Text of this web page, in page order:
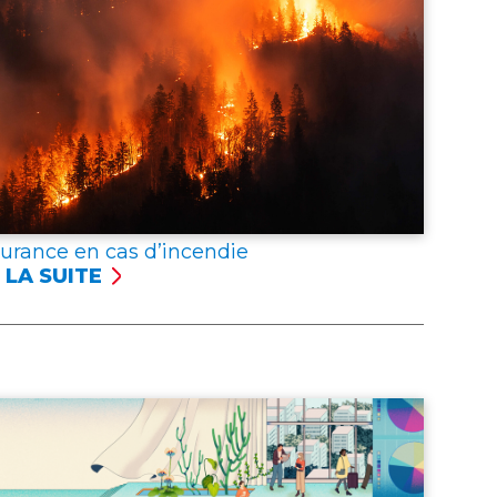
en cas d’incendie
LA SUITE